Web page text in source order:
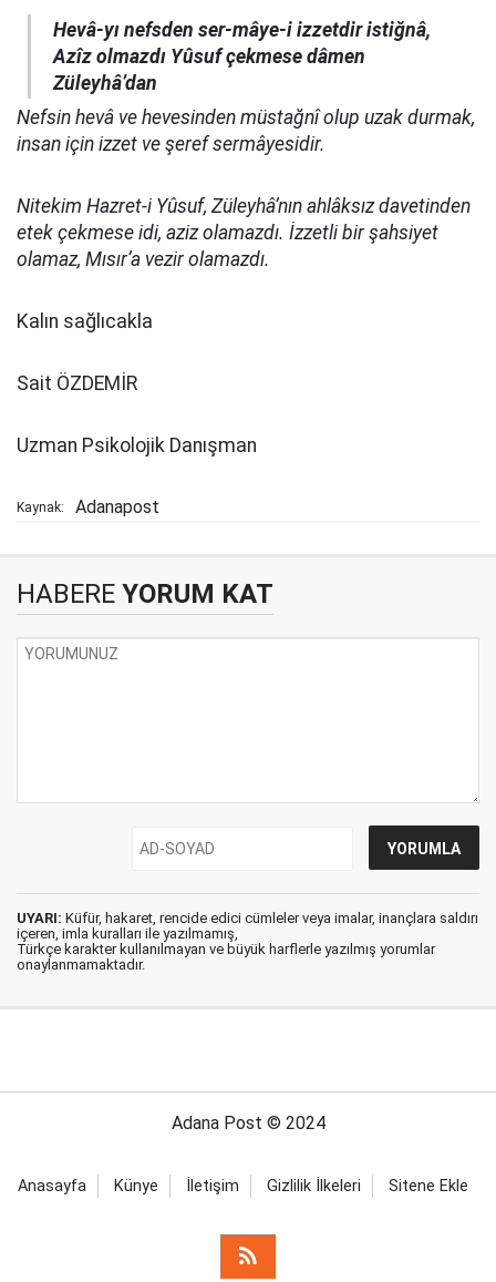
Hevâ-yı nefsden ser-mâye-i izzetdir istiğnâ,
Azîz olmazdı Yûsuf çekmese dâmen
Züleyhâ’dan
Nefsin hevâ ve hevesinden müstağnî olup uzak durmak,
insan için izzet ve şeref sermâyesidir.
Nitekim Hazret-i Yûsuf, Züleyhâ’nın ahlâksız davetinden
etek çekmese idi, aziz olamazdı. İzzetli bir şahsiyet
olamaz, Mısır’a vezir olamazdı.
Kalın sağlıcakla
Sait ÖZDEMİR
Uzman Psikolojik Danışman
Kaynak: Adanapost
HABERE YORUM KAT
UYARI: Küfür, hakaret, rencide edici cümleler veya imalar, inançlara saldırı
içeren, imla kuralları ile yazılmamış,
Türkçe karakter kullanılmayan ve büyük harflerle yazılmış yorumlar
onaylanmamaktadır.
Adana Post © 2024
Anasayfa Künye İletişim Gizlilik İlkeleri Sitene Ekle